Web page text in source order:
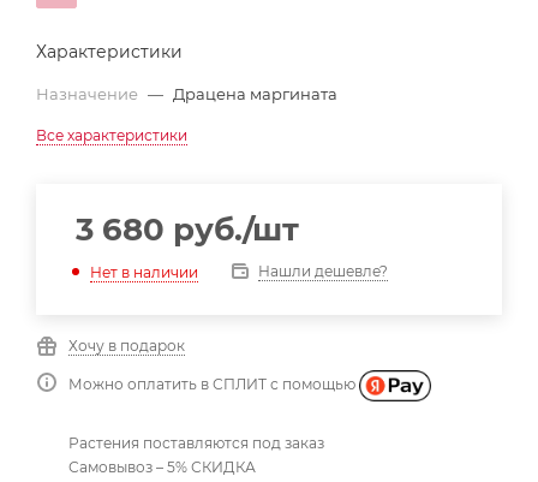
Характеристики
Назначение — Драцена маргината
Все характеристики
3 680 руб./шт
Нет в наличии Нашли дешевле?
Хочу в подарок
Можно оплатить в СПЛИТ с помощью
Растения поставляются под заказ
Самовывоз – 5% СКИДКА